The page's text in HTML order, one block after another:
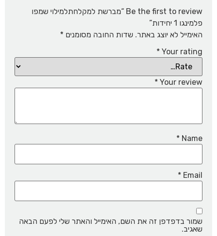
Be the first to review “מברשת למקלחתלמילוי שמפו
פלמינגו 1 יחידות”
האימייל לא יוצג באתר. שדות החובה מסומנים *
Your rating
*
Your review
*
Name
*
Email
*
שמור בדפדפן זה את השם, האימייל והאתר שלי לפעם הבאה
שאגיב.